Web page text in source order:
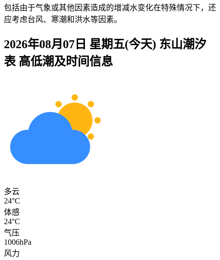
包括由于气象或其他因素造成的增减水变化在特殊情况下，还
应考虑台风、寒潮和洪水等因素。
2026年08月07日 星期五(今天) 东山潮汐
表 高低潮及时间信息
多云
24°C
体感
24°C
气压
1006hPa
风力